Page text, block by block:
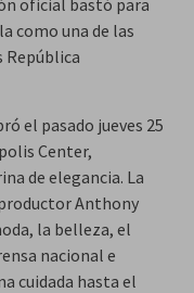
como una de las
República
el pasado jueves 25
Center,
de elegancia. La
Anthony
la belleza, el
nacional e
cuidada hasta el